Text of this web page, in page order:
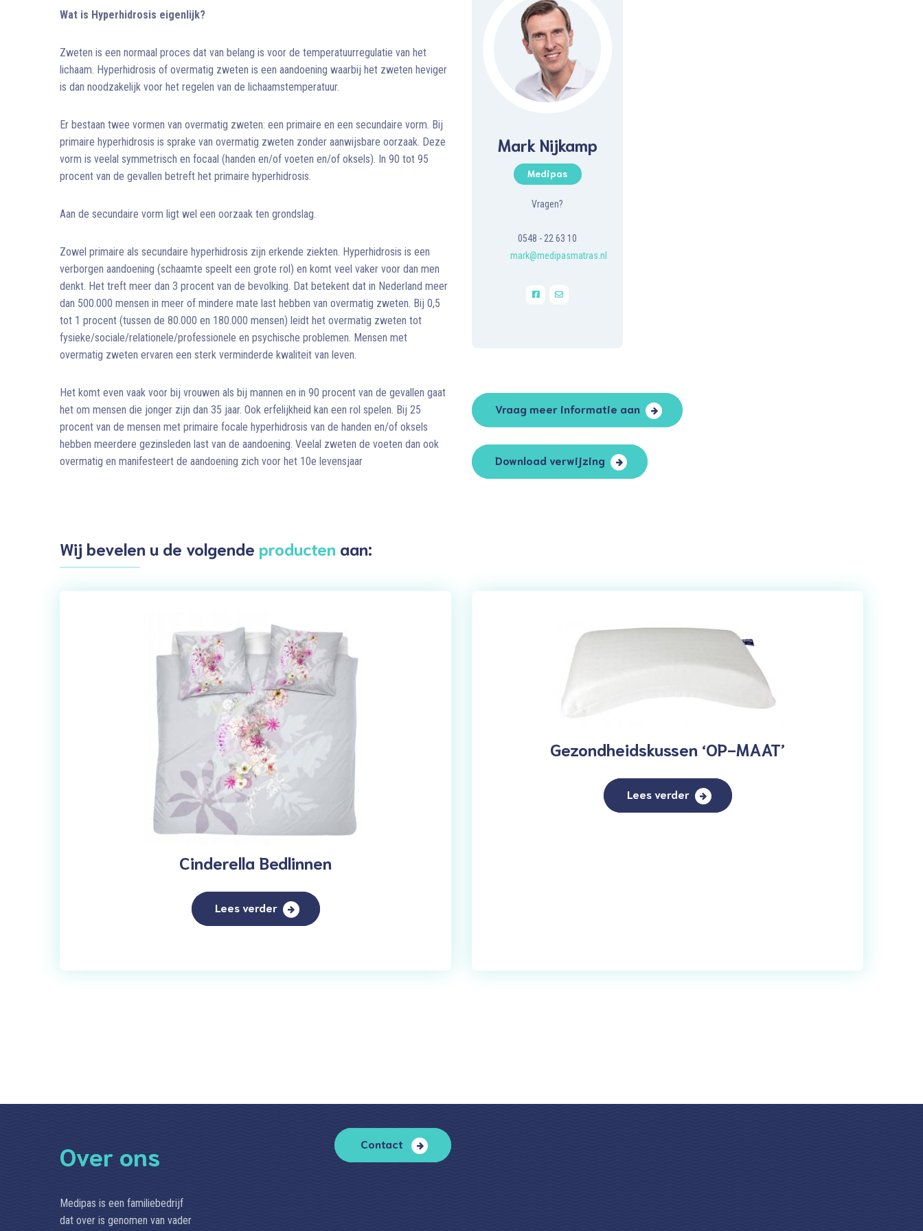
Wat is Hyperhidrosis eigenlijk?
Zweten is een normaal proces dat van belang is voor de temperatuurregulatie van het
lichaam. Hyperhidrosis of overmatig zweten is een aandoening waarbij het zweten heviger
is dan noodzakelijk voor het regelen van de lichaamstemperatuur.
Er bestaan twee vormen van overmatig zweten: een primaire en een secundaire vorm. Bij
primaire hyperhidrosis is sprake van overmatig zweten zonder aanwijsbare oorzaak. Deze
vorm is veelal symmetrisch en focaal (handen en/of voeten en/of oksels). In 90 tot 95
procent van de gevallen betreft het primaire hyperhidrosis.
Aan de secundaire vorm ligt wel een oorzaak ten grondslag.
Zowel primaire als secundaire hyperhidrosis zijn erkende ziekten. Hyperhidrosis is een
verborgen aandoening (schaamte speelt een grote rol) en komt veel vaker voor dan men
denkt. Het treft meer dan 3 procent van de bevolking. Dat betekent dat in Nederland meer
dan 500.000 mensen in meer of mindere mate last hebben van overmatig zweten. Bij 0,5
tot 1 procent (tussen de 80.000 en 180.000 mensen) leidt het overmatig zweten tot
fysieke/sociale/relationele/professionele en psychische problemen. Mensen met
overmatig zweten ervaren een sterk verminderde kwaliteit van leven.
Het komt even vaak voor bij vrouwen als bij mannen en in 90 procent van de gevallen gaat
het om mensen die jonger zijn dan 35 jaar. Ook erfelijkheid kan een rol spelen. Bij 25
procent van de mensen met primaire focale hyperhidrosis van de handen en/of oksels
hebben meerdere gezinsleden last van de aandoening. Veelal zweten de voeten dan ook
overmatig en manifesteert de aandoening zich voor het 10e levensjaar
Mark Nijkamp
Medipas
Vragen?
0548 - 22 63 10
mark@medipasmatras.nl
Vraag meer informatie aan
Download verwijzing
Wij bevelen u de volgende producten aan:
Cinderella Bedlinnen
Lees verder
Gezondheidskussen ‘OP-MAAT’
Lees verder
Over ons
Medipas is een familiebedrijf
dat over is genomen van vader
Contact